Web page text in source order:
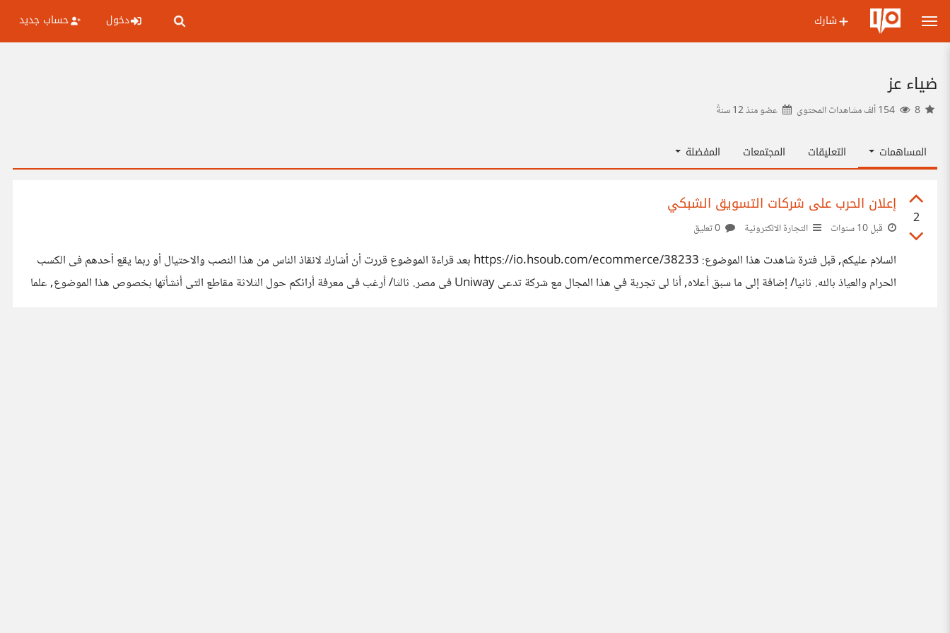
شارك دخول حساب جديد
ضياء عز
عضو منذ12 سنةً
المساهمات التعليقات المجتمعات المفضلة
2
إعلان الحرب على شركات التسويق الشبكي
قبل 10 سنوات التجارة الالكترونية
السلام عليكم, قبل فترة شاهدت هذا الموضوع: https://io.hsoub.com/ecommerce/38233 بعد قراءة الموضوع قررت أن أشارك لانقاذ الناس من هذا النصب والاحتيال أو ربما يقع أحدهم فى الكسب
الحرام والعياذ بالله. ثانيا/ إضافة إلى ما سبق أعلاه, أنا لى تجربة في هذا المجال مع شركة تدعى Uniway فى مصر. ثالثا/ أرغب فى معرفة أرائكم حول الثلاثة مقاطع التى أنشأتها بخصوص هذا الموضوع, علما